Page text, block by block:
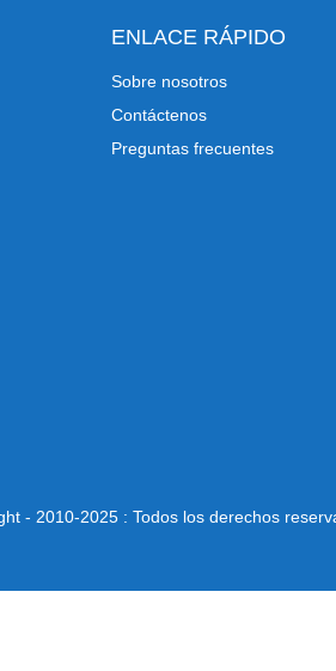
ENLACE RÁPIDO
Sobre nosotros
Contáctenos
Preguntas frecuentes
- 2010-2025 : Todos los derechos